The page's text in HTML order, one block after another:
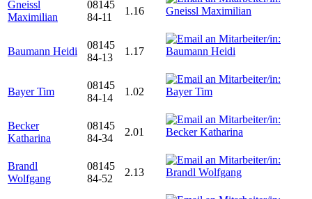
Gneissl
Maximilian
08145
84-11
1.16
Baumann Heidi
08145
84-13
1.17
Bayer Tim
08145
84-14
1.02
Becker
Katharina
08145
84-34
2.01
Brandl
Wolfgang
08145
84-52
2.13